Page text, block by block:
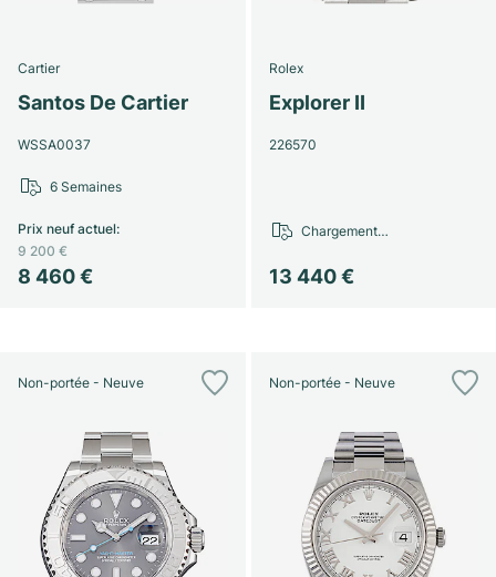
Cartier
Santos De Cartier
WSSA0037
8 460 €
Prix neuf actuel:
9 200 €
6 Semaines
Rolex
Explorer II
226570
13 440 €
Chargement…
Non-portée - Neuve Non-portée - Neuve